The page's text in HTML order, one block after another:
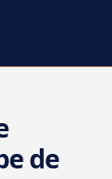
de